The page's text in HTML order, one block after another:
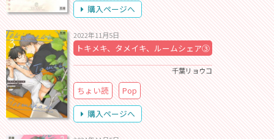
購入ページへ
2022年11月5日
トキメキ、タメイキ、ルームシェア③
千葉リョウコ
ちょい読
Pop
購入ページへ